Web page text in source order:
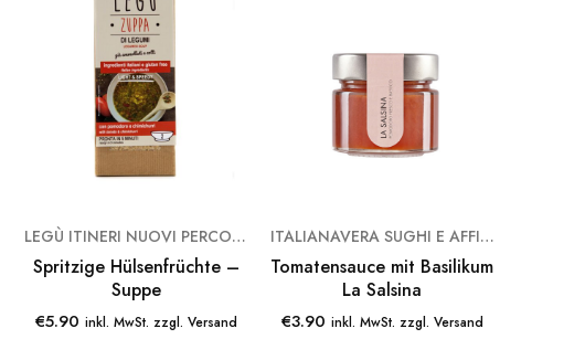
LEGÙ ITINERI NUOVI PERCORSI ALIMENTARI
Spritzige Hülsenfrüchte –
Suppe
€5.90 inkl. MwSt. zzgl. Versand
ITALIANAVERA SUGHI E AFFINI
Tomatensauce mit Basilikum
La Salsina
€3.90 inkl. MwSt. zzgl. Versand